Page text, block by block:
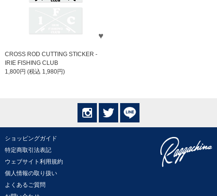
CROSS ROD CUTTING STICKER -
IRIE FISHING CLUB
1,800円 (税込 1,980円)
ショッピングガイド
特定商取引法表記
ウェブサイト利用規約
個人情報の取り扱い
よくあるご質問